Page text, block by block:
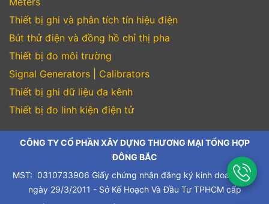
Thiết bị ghi và phân tích tín hiệu điện
Bút thử điện và đồng hồ chỉ thị pha
Thiết bị đo môi trường
Signal Generators | Calibrators
Thiết bị ghi dữ liệu đa kênh
Thiết bị đo linh kiện điện tử
CÔNG TY CỔ PHẦN XÂY DỰNG THƯƠNG MẠI TỔNG HỢP
ĐÔNG BẮC
MST: 0310733906 Giấy chứng nhận đăng ký kinh doanh cấp
ngày 29/3/2011 - Sở Kế Hoạch Và Đầu Tư TPHCM cấp